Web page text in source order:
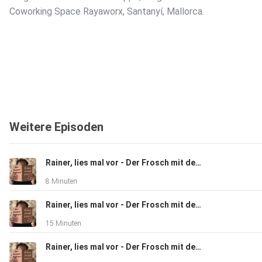
Coworking Space Rayaworx, Santanyí, Mallorca.
Weitere Episoden
Rainer, lies mal vor - Der Frosch mit der Maske - Kapitel 22
8 Minuten
Rainer, lies mal vor - Der Frosch mit der Maske - Kapitel 21
15 Minuten
Rainer, lies mal vor - Der Frosch mit der Maske - Kapitel 20